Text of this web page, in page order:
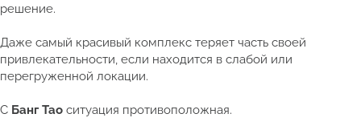
решение.
Даже самый красивый комплекс теряет часть своей
привлекательности, если находится в слабой или
перегруженной локации.
С Банг Тао ситуация противоположная.